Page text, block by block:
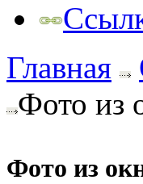
Главная
Фото из
Фото из